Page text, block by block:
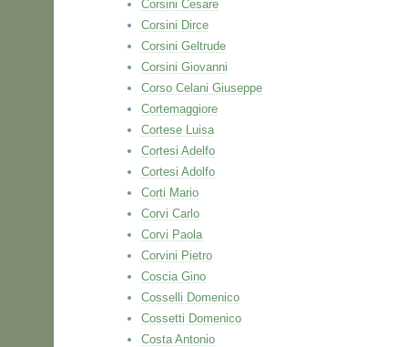
Corsini Cesare
Corsini Dirce
Corsini Geltrude
Corsini Giovanni
Corso Celani Giuseppe
Cortemaggiore
Cortese Luisa
Cortesi Adelfo
Cortesi Adolfo
Corti Mario
Corvi Carlo
Corvi Paola
Corvini Pietro
Coscia Gino
Cosselli Domenico
Cossetti Domenico
Costa Antonio